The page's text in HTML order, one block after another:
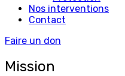
Nos interventions
Contact
Faire un don
Mission